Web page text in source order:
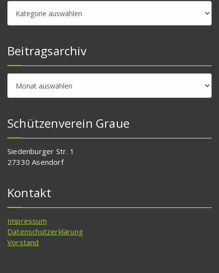
Kategorie
Beitragsarchiv
Beitragsarchiv
Schützenverein Graue
Siedenburger Str. 1
27330 Asendorf
Kontakt
Impressum
Datenschutzerklärung
Vorstand